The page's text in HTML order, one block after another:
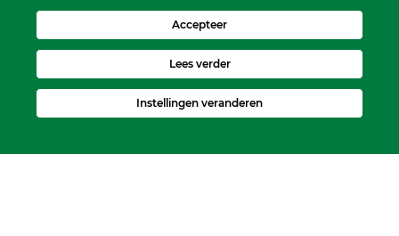
Accepteer
Lees verder
Instellingen veranderen